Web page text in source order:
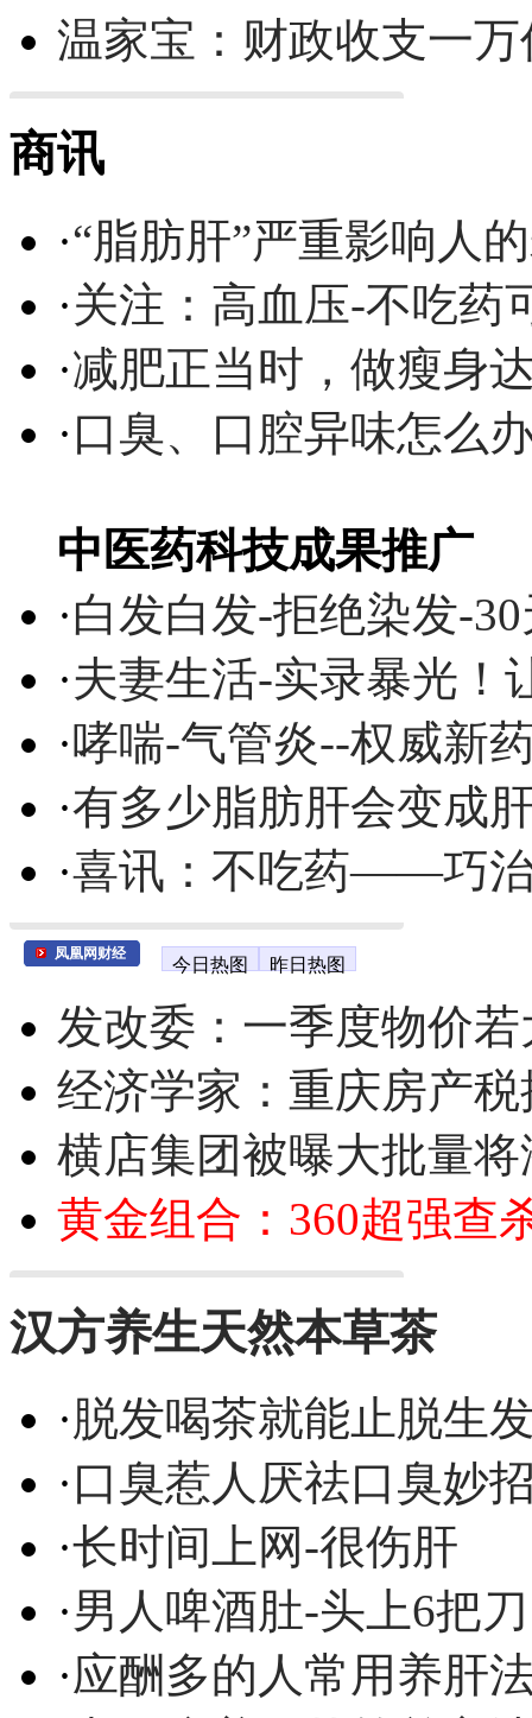
温家宝：财政收支一
商讯
·“脂肪肝”严重影响人
·关注：高血压-不吃药
·减肥正当时，做瘦身
·口臭、口腔异味怎么
中医药科技成果推广
·白发白发-拒绝染发-
·夫妻生活-实录暴光！
·哮喘-气管炎--权威新
·有多少脂肪肝会变成
·喜讯：不吃药——巧
凤凰网财经
今日热图 昨日热图
发改委：一季度物价
经济学家：重庆房产
横店集团被曝大批量
黄金组合：360超强查
汉方养生天然本草茶
·脱发喝茶就能止脱生
·口臭惹人厌祛口臭妙
·长时间上网-很伤肝
·男人啤酒肚-头上6把刀
·应酬多的人常用养肝